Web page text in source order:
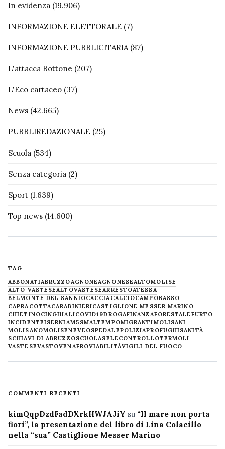
In evidenza (19.906)
INFORMAZIONE ELETTORALE (7)
INFORMAZIONE PUBBLICITARIA(87)
L'attacca Bottone (207)
L'Eco cartaceo (37)
News (42.665)
PUBBLIREDAZIONALE (25)
Scuola (534)
Senza categoria (2)
Sport (1.639)
Top news (14.600)
TAG
ABBONATIABRUZZOAGNONEAGNONESEALTOMOLISE
ALTO VASTESEALTOVASTESEARRESTOATESSA
BELMONTE DEL SANNIOCACCIACALCIOCAMPOBASSO
CAPRACOTTACARABINIERICASTIGLIONE MESSER MARINO
CHIETINOCINGHIALICOVID19DROGAFINANZAFORESTALE FURTO
INCIDENTEISERNIAM5SMALTEMPOMIGRANTIMOLISANI
MOLISANOMOLISENEVE OSPEDALEPOLIZIAPROFUGHISANITÀ
SCHIAVI DI ABRUZZOSCUOLASELECONTROLLOTERMOLI
VASTESEVASTOVENAFROVIABILITÀVIGILI DEL FUOCO
COMMENTI RECENTI
kimQqpDzdFadDXrkHWJAJiY su “Il mare non porta
fiori”, la presentazione del libro di Lina Colacillo
nella “sua” Castiglione Messer Marino